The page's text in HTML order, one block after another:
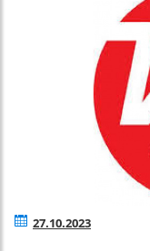
27.10.2023